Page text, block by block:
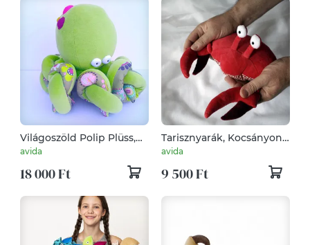
Világoszöld Polip Plüss,
Nyálkás Nyolclábú
Félelmetes Lábasfejű
Puha Alvósjáték
avida
18 000 Ft
Tarisznyarák, Kocsányon
Ülő Szemekkel
avida
9 500 Ft